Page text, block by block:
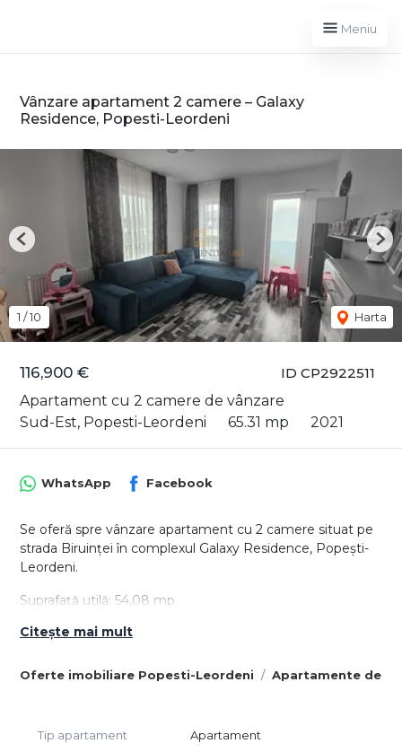
Meniu
Vânzare apartament 2 camere – Galaxy
Residence, Popesti-Leordeni
ID CP2922511
116,900 €
Apartament cu 2 camere de vânzare
Sud-Est, Popesti-Leordeni
65.31 mp 2021
1 /10 Harta
Previous
Oferte imobiliare Popesti-Leordeni Apartamente de
WhatsApp Facebook
Se oferă spre vânzare apartament cu 2 camere situat pe
strada Biruinței în complexul Galaxy Residence, Popești-
Leordeni.
Suprafață utilă: 54,08 mp
Etaj: 7
excepția televizorului din living)
și pentru investiție.
Citește mai mult
Tip apartament Apartament